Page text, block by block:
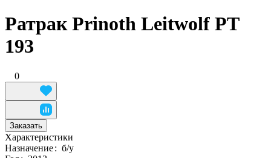
Ратрак Prinoth Leitwolf PT
193
0
Заказать
Характеристики
Назначение: б/у